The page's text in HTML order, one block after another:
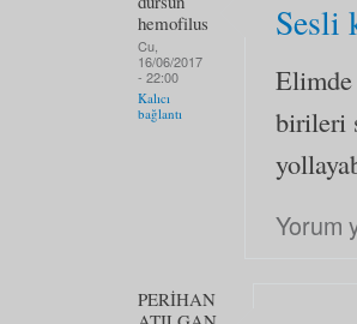
hemofilus
Cu,
16/06/2017
- 22:00
Kalıcı
bağlantı
Sesli
birileri
Yorum
PERİHAN